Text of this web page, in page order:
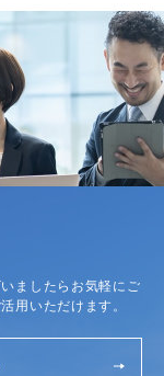
ましたらお気軽にご
用いただけます。